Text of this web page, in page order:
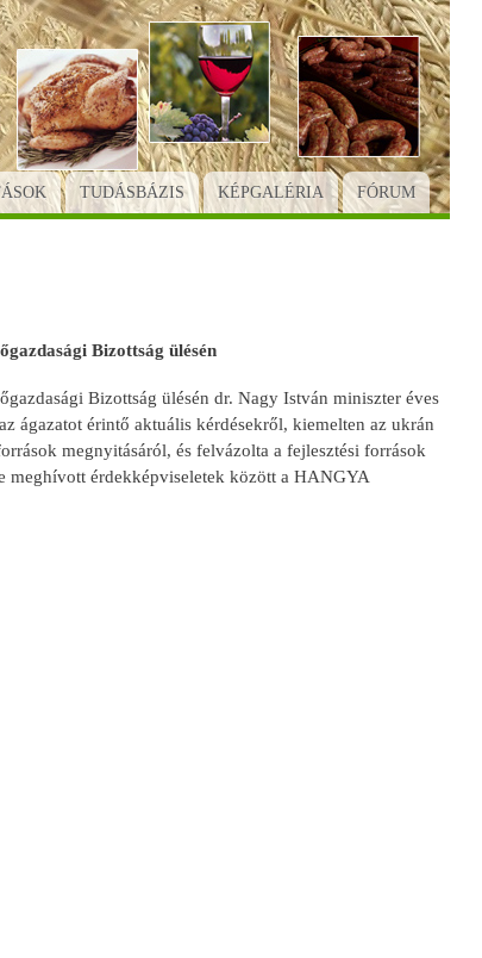
TUDÁSBÁZIS KÉPGALÉRIA FÓRUM
Bizottság ülésén
Bizottság ülésén dr. Nagy István miniszter éves
ágazatot érintő aktuális kérdésekről, kiemelten az ukrán
megnyitásáról, és felvázolta a fejlesztési források
meghívott érdekképviseletek között a HANGYA